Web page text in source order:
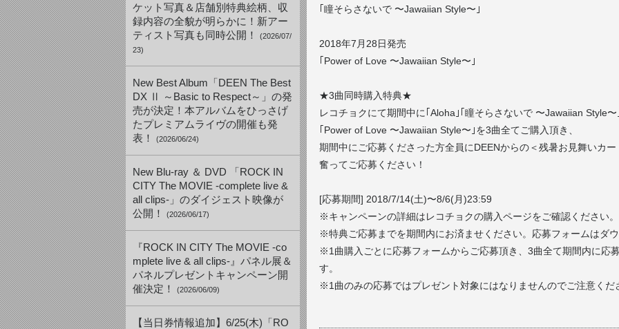
ケット写真＆店舗別特典絵柄、収
録内容の全貌が明らかに！新アー
ティスト写真も同時公開！
(2026/07/
23)
New Best Album「DEEN The Best
DX Ⅱ ～Basic to Respect～」の発
売が決定！本アルバムをひっさげ
たプレミアムライヴの開催も発
表！
(2026/06/24)
New Blu-ray ＆ DVD 「ROCK IN
CITY The MOVIE -complete live &
all clips-」のダイジェスト映像が
公開！
(2026/06/17)
『ROCK IN CITY The MOVIE -co
mplete live & all clips-』パネル展＆
パネルプレゼントキャンペーン開
催決定！
(2026/06/09)
【当日券情報追加】6/25(木)「RO
｢瞳そらさないで 〜Jawaiian Style〜｣
2018年7月28日発売
｢Power of Love 〜Jawaiian Style〜｣
★3曲同時購入特典★
レコチョクにて期間中に｢Aloha｣｢瞳そらさないで 〜Jawaiian Style〜
｢Power of Love 〜Jawaiian Style〜｣を3曲全てご購入頂き、
期間中にご応募くださった方全員にDEENからの＜残暑お見舞いカ
奮ってご応募ください！
[応募期間] 2018/7/14(土)〜8/6(月)23:59
※キャンペーンの詳細はレコチョクの購入ページをご確認ください。
※特典ご応募までを期間内にお済ませください。応募フォームはダ
※1曲購入ごとに応募フォームからご応募頂き、3曲全て期間内に応
す。
※1曲のみの応募ではプレゼント対象にはなりませんのでご注意くだ